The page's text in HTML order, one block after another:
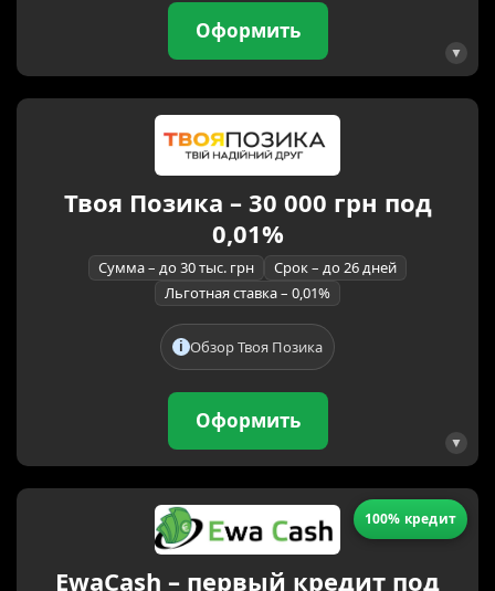
Оформить
Твоя Позика – 30 000 грн под
0,01%
Сумма – до 30 тыс. грн
Срок – до 26 дней
Льготная ставка – 0,01%
Обзор Твоя Позика
Оформить
100% кредит
EwaCash – первый кредит под